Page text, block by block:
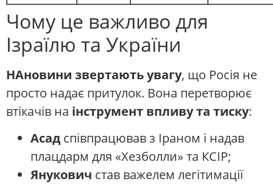
Чому це важливо для
Ізраїлю та України
НАновини звертають увагу, що Росія не
просто надає притулок. Вона перетворює
втікачів на інструмент впливу та тиску:
Асад співпрацював з Іраном і надав
плацдарм для «Хезболли» та КСІР;
Янукович став важелем легітимації